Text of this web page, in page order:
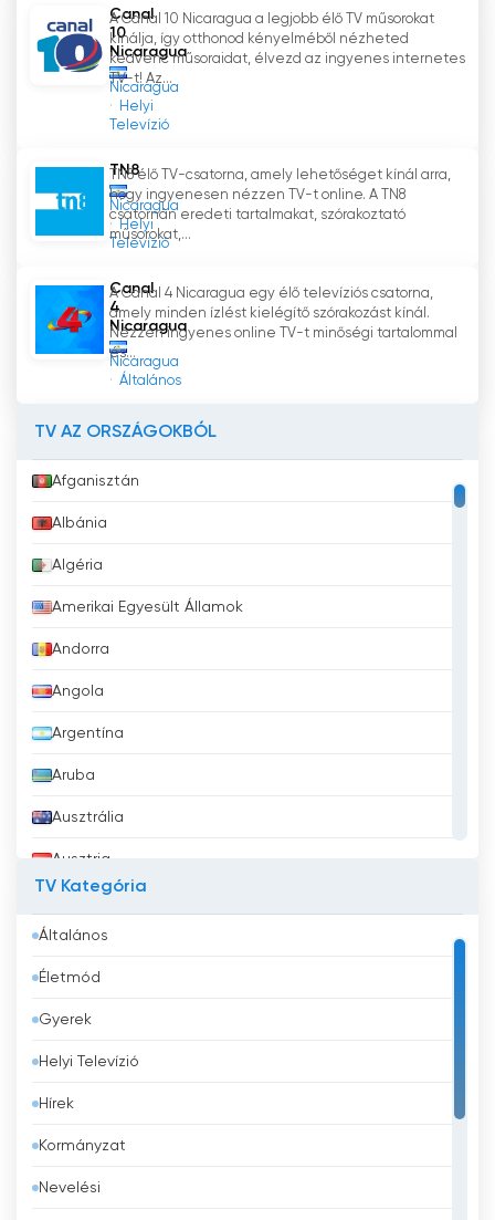
bővíti elérését.
Canal 6 Élő Adás Tv nézés Ingyen
Canal
10
Nicaragua
Nicaragua
Helyi
Televízió
A Canal 10 Nicaragua a legjobb élő TV műsorokat
kínálja, így otthonod kényelméből nézheted
kedvenc műsoraidat, élvezd az ingyenes internetes
TV-t! Az...
TN8
Nicaragua
Helyi
Televízió
TN8 élő TV-csatorna, amely lehetőséget kínál arra,
hogy ingyenesen nézzen TV-t online. A TN8
csatornán eredeti tartalmakat, szórakoztató
műsorokat,...
Canal
4
Nicaragua
Nicaragua
Általános
A Canal 4 Nicaragua egy élő televíziós csatorna,
amely minden ízlést kielégítő szórakozást kínál.
Nézzen ingyenes online TV-t minőségi tartalommal
és...
TV AZ ORSZÁGOKBÓL
Afganisztán
Albánia
Algéria
Amerikai Egyesült Államok
Andorra
Angola
Argentína
Aruba
Ausztrália
Ausztria
Bahrein
Banglades
Barbados
Belgium
Belize
Benin
Bhután
TV Kategória
Általános
Életmód
Gyerek
Helyi Televízió
Hírek
Kormányzat
Nevelési